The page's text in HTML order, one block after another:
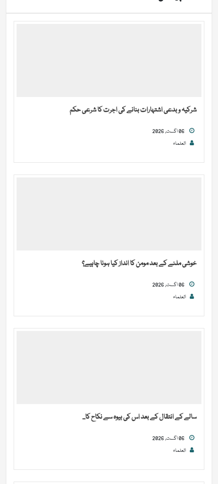
شرکیہ و بدعی اشتہارات بنانے کی اجرت کا شرعی حکم
العلماء
خوشی ملنے کے بعد مومن کا انداز کیا ہونا چاہیے؟
العلماء
سالے کے انتقال کے بعد اس کی بیوہ سے نکاح کا...
العلماء